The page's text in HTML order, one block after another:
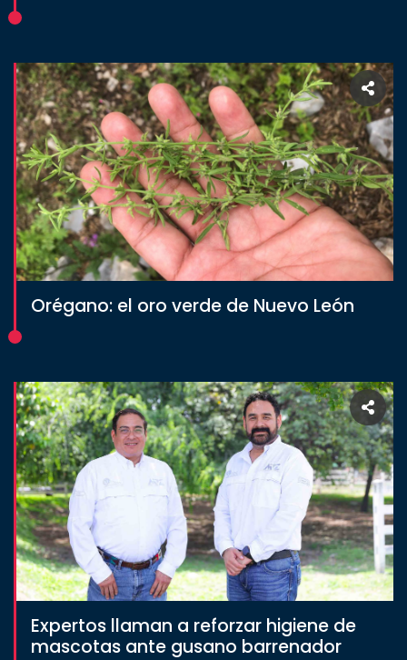
Orégano: el oro verde de Nuevo León
Expertos llaman a reforzar higiene de
mascotas ante gusano barrenador